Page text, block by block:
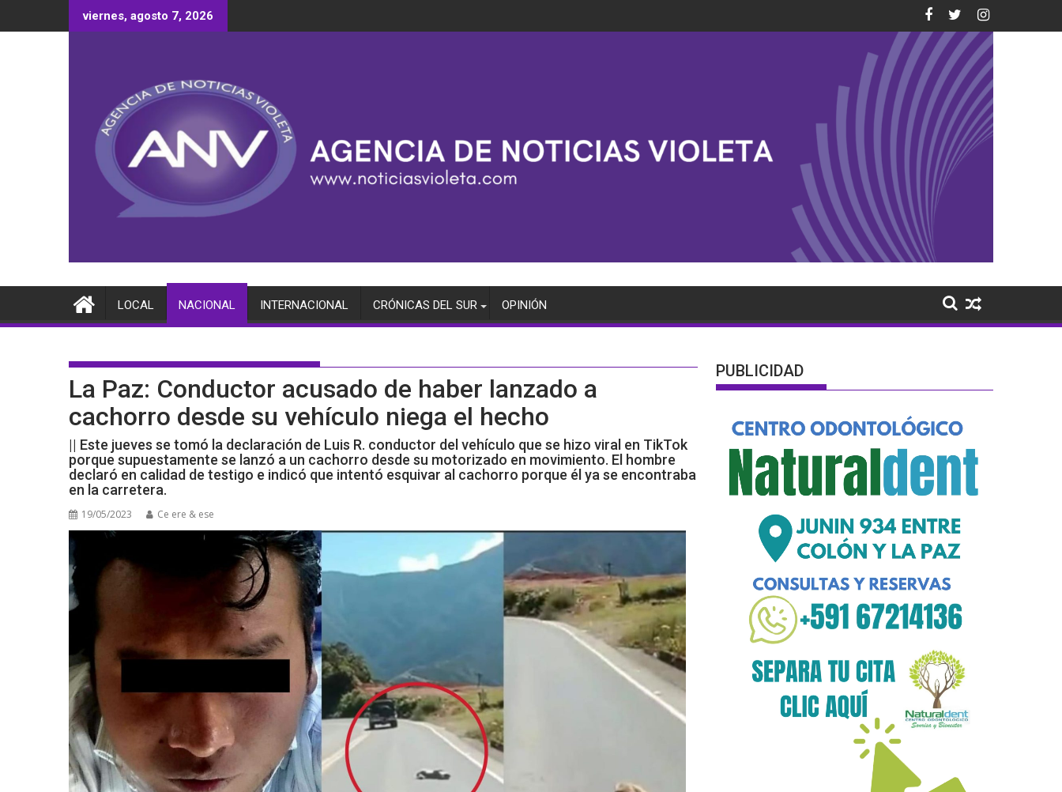
al
viernes, agosto 7, 2026
LOCAL NACIONAL INTERNACIONAL CRÓNICAS DEL SUR OPINIÓN
La Paz: Conductor acusado de haber lanzado a
cachorro desde su vehículo niega el hecho
|| Este jueves se tomó la declaración de Luis R. conductor del vehículo que se hizo viral en TikTok
porque supuestamente se lanzó a un cachorro desde su motorizado en movimiento. El hombre
declaró en calidad de testigo e indicó que intentó esquivar al cachorro porque él ya se encontraba
en la carretera.
19/05/2023 Ce ere & ese
PUBLICIDAD